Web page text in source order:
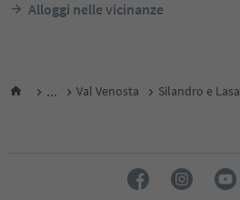
Alloggi nelle vicinanze
... Val Venosta Silandro e Lasa